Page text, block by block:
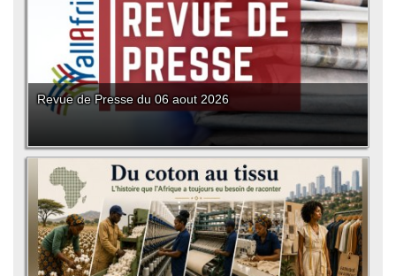
Revue de Presse du 06 aout 2026